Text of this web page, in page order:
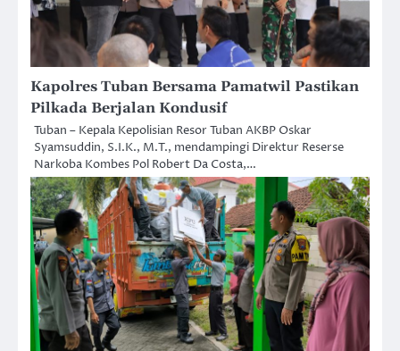
Kapolres Tuban Bersama Pamatwil Pastikan
Pilkada Berjalan Kondusif
Tuban – Kepala Kepolisian Resor Tuban AKBP Oskar
Syamsuddin, S.I.K., M.T., mendampingi Direktur Reserse
Narkoba Kombes Pol Robert Da Costa,…